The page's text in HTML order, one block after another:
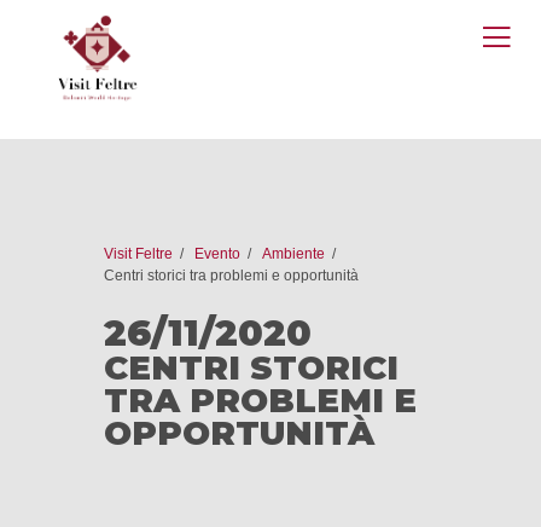
Visit Feltre Evento
Ambiente
Centri storici tra problemi e opportunità
26/11/2020
CENTRI STORICI
TRA PROBLEMI E
OPPORTUNITÀ